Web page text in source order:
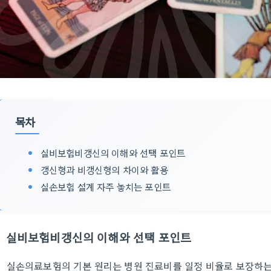
목차
실비보험비갱신의 이해와 선택 포인트
갱신형과 비갱신형의 차이와 활용
실손보험 설계 자주 놓치는 포인트
실비보험비갱신의 이해와 선택 포인트
실손의료보험의 기본 원리는 병원 진료비를 일정 비율로 보장